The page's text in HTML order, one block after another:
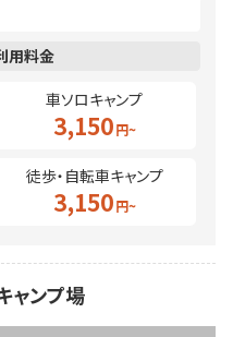
車ソロキャンプ
3,150
徒歩・自転車キャンプ
3,150
ャンプ場